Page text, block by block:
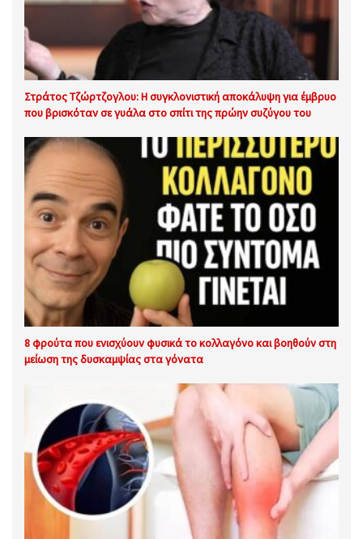
Στράτος Τζώρτζογλου: Η συγκλονιστική αποκάλυψη για έμβρυο
που βρισκόταν σε γυάλα στο σπίτι της πρώην συζύγου του
8 φρούτα που ενισχύουν φυσικά το κολλαγόνο και βοηθούν στη
μείωση της δυσκαμψίας στα γόνατα